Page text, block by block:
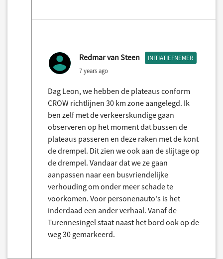
Redmar van Steen INITIATIEFNEMER
7 years ago
Dag Leon, we hebben de plateaus conform
CROW richtlijnen 30 km zone aangelegd. Ik
ben zelf met de verkeerskundige gaan
observeren op het moment dat bussen de
plateaus passeren en deze raken met de kont
de drempel. Dit zien we ook aan de slijtage op
de drempel. Vandaar dat we ze gaan
aanpassen naar een busvriendelijke
verhouding om onder meer schade te
voorkomen. Voor personenauto's is het
inderdaad een ander verhaal. Vanaf de
Turennesingel staat naast het bord ook op de
weg 30 gemarkeerd.